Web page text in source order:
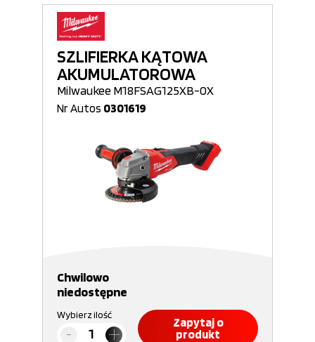
SZLIFIERKA KĄTOWA
AKUMULATOROWA
Milwaukee M18FSAG125XB-0X
Nr Autos 0301619
Chwilowo
niedostępne
Wybierz ilość
Zapytaj o
produkt